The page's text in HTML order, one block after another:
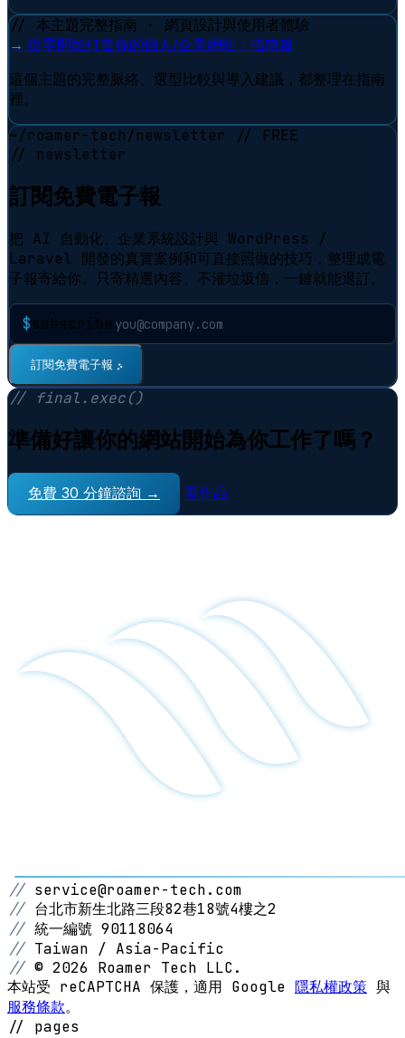
// 本主題完整指南 · 網頁設計與使用者體驗
→ 從零開始打造你的個人/企業網站：指南篇
這個主題的完整脈絡、選型比較與導入建議，都整理在指南
裡。
~/roamer-tech/newsletter
// FREE
// newsletter
訂閱免費電子報
把 AI 自動化、企業系統設計與 WordPress /
Laravel 開發的真實案例和可直接照做的技巧，整理成電
子報寄給你。只寄精選內容、不灌垃圾信，一鍵就能退訂。
$subscribe
訂閱免費電子報⠋
// final.exec()
準備好讓你的網站開始為你工作了嗎？
免費 30 分鐘諮詢 → 看作品
// service@roamer-tech.com
// 台北市新生北路三段82巷18號4樓之2
// 統一編號 90118064
// Taiwan / Asia-Pacific
// © 2026 Roamer Tech LLC.
本站受 reCAPTCHA 保護，適用 Google 隱私權政策 與
服務條款。
// pages